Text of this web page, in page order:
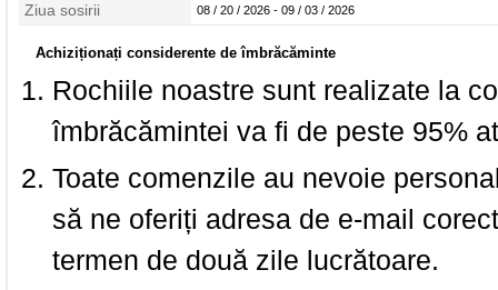
Ziua sosirii 08 / 20 / 2026 - 09 / 03 / 2026
Achiziționați considerente de îmbrăcăminte
Rochiile noastre sunt realizate la
îmbrăcămintei va fi de peste 95%
Toate comenzile au nevoie
să ne oferiți adresa de e-mail
termen de două zile lucrătoare.